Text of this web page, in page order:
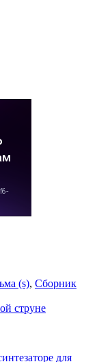
(s), Сборник
струне
для